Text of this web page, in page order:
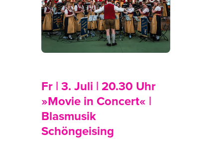
Fr | 3. Juli | 20.30 Uhr
»Movie in Concert« |
Blasmusik
Schöngeising